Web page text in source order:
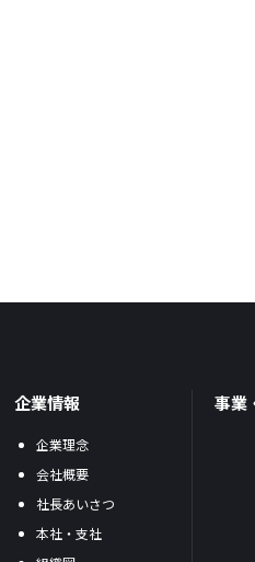
企業情報
企業理念
会社概要
社長あいさつ
本社・支社
事業